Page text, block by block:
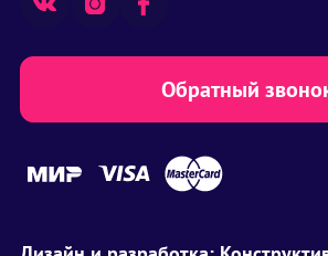
Обратный